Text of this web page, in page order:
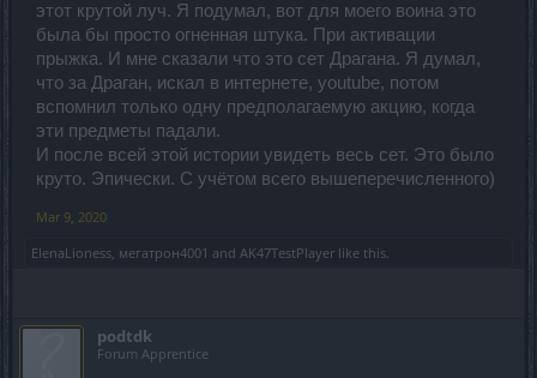
этот крутой луч. Я подумал, вот для моего воина это
была бы просто огненная штука. При активации
прыжка. И мне сказали что это сет Драгана. Я думал,
что за Драган, искал в интернете, youtube, потом
вспомнил только одну предполагаемую акцию, когда
эти предметы падали.
И после всей этой истории увидеть весь сет. Это было
круто. Эпически. С учётом всего вышеперечисленного)
Mar 9, 2020
ElenaLioness, мегатрон4001 and AK47TestPlayer like this.
podtdk
Forum Apprentice